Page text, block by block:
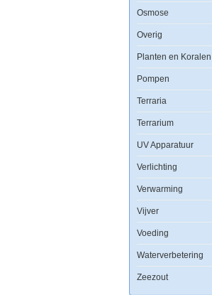
Osmose
Overig
Planten en Koralen
Pompen
Terraria
Terrarium
UV Apparatuur
Verlichting
Verwarming
Vijver
Voeding
Waterverbetering
Zeezout